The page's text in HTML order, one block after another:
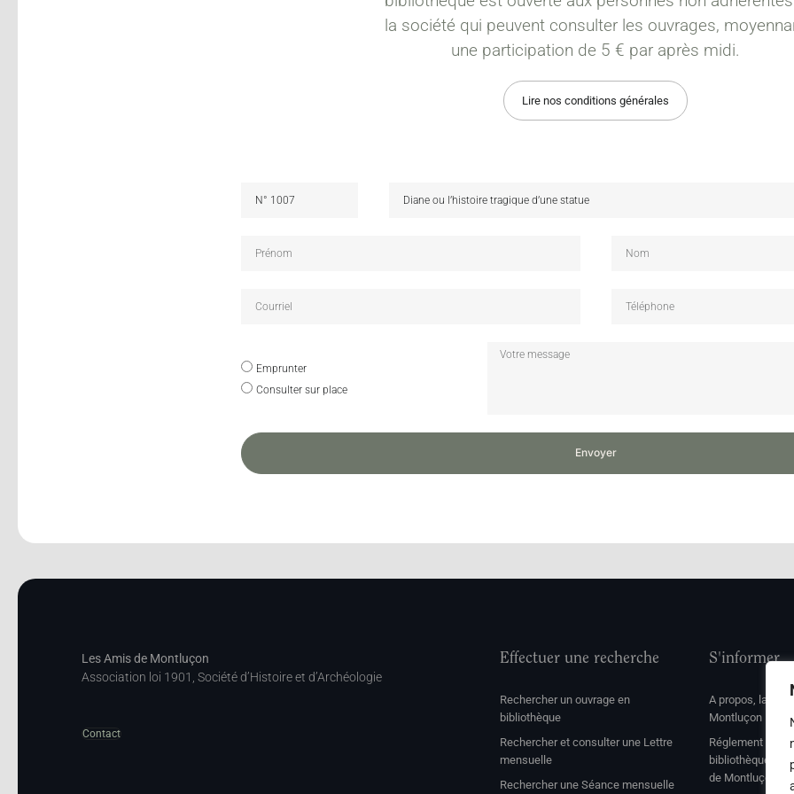
la société qui peuvent consulter les ouvrages,
une participation de 5 € par après midi.
Lire nos conditions générales
Emprunter
Consulter sur place
Envoyer
Les Amis de Montluçon
Association loi 1901, Société d’Histoire et d’Archéologie
Contact
Effectuer une recherche
Rechercher un ouvrage en
bibliothèque
Rechercher et consulter une Lettre
mensuelle
Rechercher une Séance mensuelle
S'informer
A propos, la
Montluçon
Réglement de
bibliothèque et
de Montluçon